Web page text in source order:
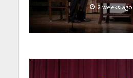
2 weeks ago